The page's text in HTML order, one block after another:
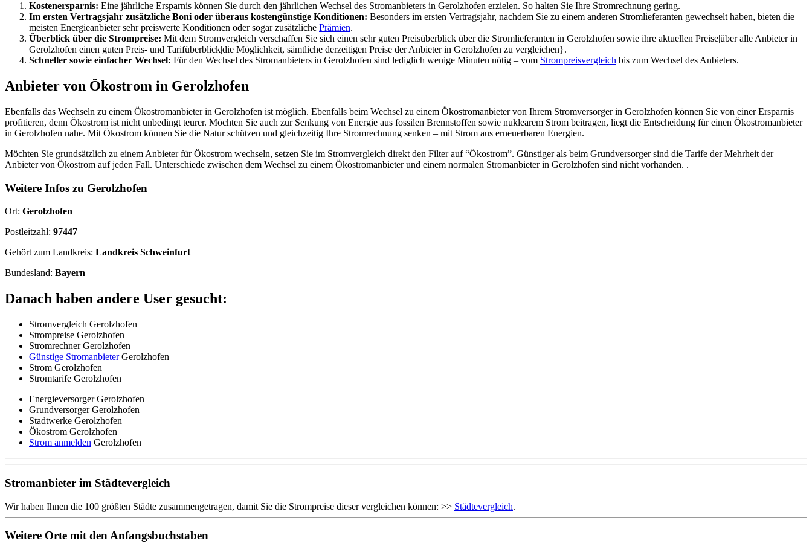
Kostenersparnis: Eine jährliche Ersparnis können Sie durch den jährlichen Wechsel des Stromanbieters in Gerolzhofen erzielen. So halten Sie Ihre Stromrechnung gering.
Im ersten Vertragsjahr zusätzliche Boni oder überaus kostengünstige Konditionen: Besonders im ersten Vertragsjahr, nachdem Sie zu einem anderen Stromlieferanten gewechselt haben, bieten die
meisten Energieanbieter sehr preiswerte Konditionen oder sogar zusätzliche Prämien.
Überblick über die Strompreise: Mit dem Stromvergleich verschaffen Sie sich einen sehr guten Preisüberblick über die Stromlieferanten in Gerolzhofen sowie ihre aktuellen Preise|über alle Anbieter in
Gerolzhofen einen guten Preis- und Tarifüberblick|die Möglichkeit, sämtliche derzeitigen Preise der Anbieter in Gerolzhofen zu vergleichen}.
Schneller sowie einfacher Wechsel: Für den Wechsel des Stromanbieters in Gerolzhofen sind lediglich wenige Minuten nötig – vom Strompreisvergleich bis zum Wechsel des Anbieters.
Anbieter von Ökostrom in Gerolzhofen
Ebenfalls das Wechseln zu einem Ökostromanbieter in Gerolzhofen ist möglich. Ebenfalls beim Wechsel zu einem Ökostromanbieter von Ihrem Stromversorger in Gerolzhofen können Sie von einer Ersparnis
profitieren, denn Ökostrom ist nicht unbedingt teurer. Möchten Sie auch zur Senkung von Energie aus fossilen Brennstoffen sowie nuklearem Strom beitragen, liegt die Entscheidung für einen Ökostromanbieter
in Gerolzhofen nahe. Mit Ökostrom können Sie die Natur schützen und gleichzeitig Ihre Stromrechnung senken – mit Strom aus erneuerbaren Energien.
Möchten Sie grundsätzlich zu einem Anbieter für Ökostrom wechseln, setzen Sie im Stromvergleich direkt den Filter auf “Ökostrom”. Günstiger als beim Grundversorger sind die Tarife der Mehrheit der
Anbieter von Ökostrom auf jeden Fall. Unterschiede zwischen dem Wechsel zu einem Ökostromanbieter und einem normalen Stromanbieter in Gerolzhofen sind nicht vorhanden. .
Weitere Infos zu Gerolzhofen
Ort: Gerolzhofen
Postleitzahl: 97447
Gehört zum Landkreis: Landkreis Schweinfurt
Bundesland: Bayern
Danach haben andere User gesucht:
Stromvergleich Gerolzhofen
Strompreise Gerolzhofen
Stromrechner Gerolzhofen
Günstige StromanbieterGerolzhofen
Strom Gerolzhofen
Stromtarife Gerolzhofen
Energieversorger Gerolzhofen
Grundversorger Gerolzhofen
Stadtwerke Gerolzhofen
Ökostrom Gerolzhofen
Strom anmelden Gerolzhofen
Stromanbieter im Städtevergleich
Wir haben Ihnen die 100 größten Städte zusammengetragen, damit Sie die Strompreise dieser vergleichen können: >> Städtevergleich.
Weitere Orte mit den Anfangsbuchstaben